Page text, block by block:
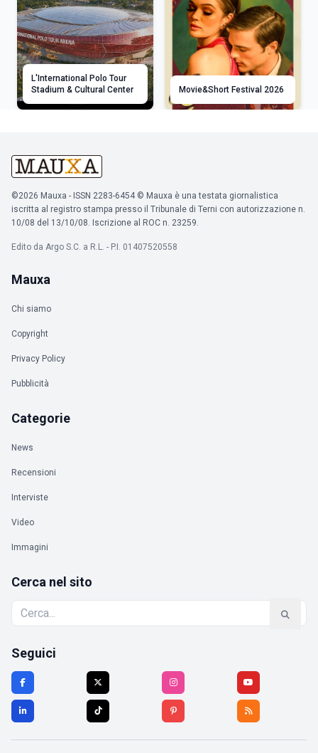
L'International Polo Tour
Stadium & Cultural Center
Movie&Short Festival 2026
©2026 Mauxa - ISSN 2283-6454 © Mauxa è una testata giornalistica
iscritta al registro stampa presso il Tribunale di Terni con autorizzazione n.
10/08 del 13/10/08. Iscrizione al ROC n. 23259.
Edito da Argo S.C. a R.L. - P.I. 01407520558
Mauxa
Chi siamo
Copyright
Privacy Policy
Pubblicità
Categorie
News
Recensioni
Interviste
Video
Immagini
Cerca nel sito
Seguici